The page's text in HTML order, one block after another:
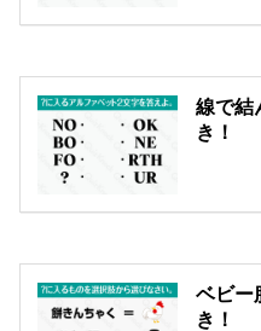
線で結
き！
ベビー
き！